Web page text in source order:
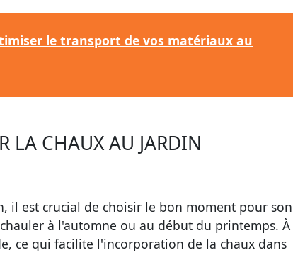
le transport de vos matériaux au
LA CHAUX AU JARDIN
, il est crucial de choisir le bon moment pour son
à l'automne ou au début du printemps. À
ce qui facilite l'incorporation de la chaux dans